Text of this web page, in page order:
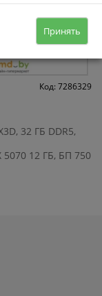
Код: 7286329
32 ГБ DDR5,
5070 12 ГБ, БП 750
Принять